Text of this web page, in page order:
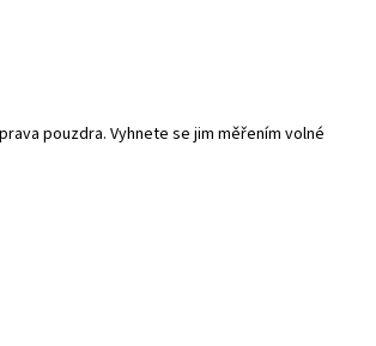
pouzdra. Vyhnete se jim měřením volné